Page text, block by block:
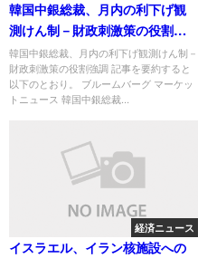
韓国中銀総裁、月内の利下げ観
測けん制－財政刺激策の役割強
調
韓国中銀総裁、月内の利下げ観測けん制－
財政刺激策の役割強調 記事を要約すると
以下のとおり。 ブルームバーグ マーケッ
トニュース 韓国中銀総裁...
経済ニュース
イスラエル、イラン核施設への